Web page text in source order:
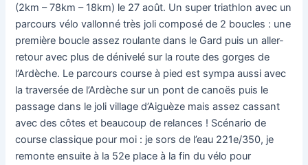
(2km – 78km – 18km) le 27 août. Un super triathlon avec un
parcours vélo vallonné très joli composé de 2 boucles : une
première boucle assez roulante dans le Gard puis un aller-
retour avec plus de dénivelé sur la route des gorges de
l’Ardèche. Le parcours course à pied est sympa aussi avec
la traversée de l’Ardèche sur un pont de canoës puis le
passage dans le joli village d’Aiguèze mais assez cassant
avec des côtes et beaucoup de relances ! Scénario de
course classique pour moi : je sors de l’eau 221e/350, je
remonte ensuite à la 52e place à la fin du vélo pour